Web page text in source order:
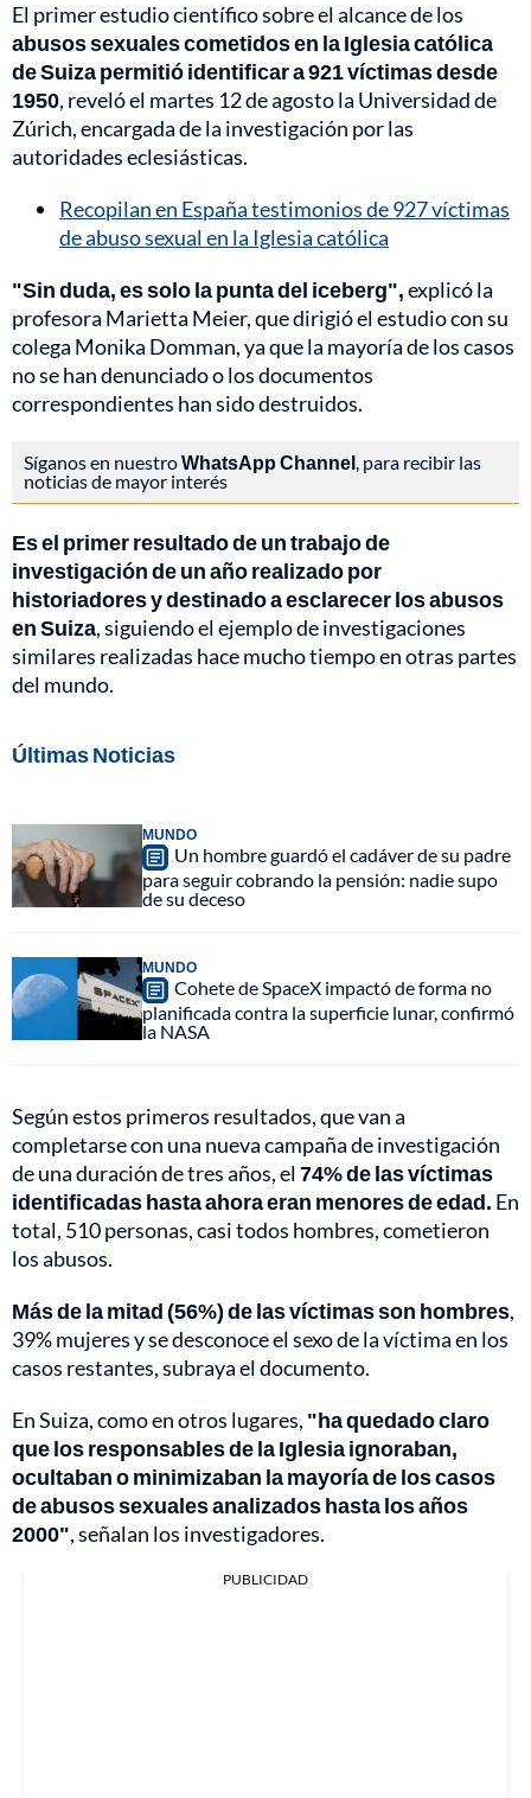
El primer estudio científico sobre el alcance de los
abusos sexuales cometidos en la Iglesia católica
de Suiza permitió identificar a 921 víctimas desde
1950, reveló el martes 12 de agosto la Universidad de
Zúrich, encargada de la investigación por las
autoridades eclesiásticas.
Recopilan en España testimonios de 927 víctimas
de abuso sexual en la Iglesia católica
"Sin duda, es solo la punta del iceberg",explicó la
profesora Marietta Meier, que dirigió el estudio con su
colega Monika Domman, ya que la mayoría de los casos
no se han denunciado o los documentos
correspondientes han sido destruidos.
Síganos en nuestroWhatsApp Channel, para recibir las
noticias de mayor interés
Es el primer resultado de un trabajo de
investigación de un año realizado por
historiadores y destinado a esclarecer los abusos
en Suiza, siguiendo el ejemplo de investigaciones
similares realizadas hace mucho tiempo en otras partes
del mundo.
Últimas Noticias
MUNDO
Un hombre guardó el cadáver de su padre
para seguir cobrando la pensión: nadie supo
de su deceso
MUNDO
Cohete de SpaceX impactó de forma no
planificada contra la superficie lunar, confirmó
la NASA
Según estos primeros resultados, que van a
completarse con una nueva campaña de investigación
de una duración de tres años, el74% de las víctimas
identificadas hasta ahora eran menores de edad. En
total, 510 personas, casi todos hombres, cometieron
los abusos.
Más de la mitad (56%) de las víctimas son hombres,
39% mujeres y se desconoce el sexo de la víctima en los
casos restantes, subraya el documento.
En Suiza, como en otros lugares, "ha quedado claro
que los responsables de la Iglesia ignoraban,
ocultaban o minimizaban la mayoría de los casos
de abusos sexuales analizados hasta los años
2000", señalan los investigadores.
PUBLICIDAD